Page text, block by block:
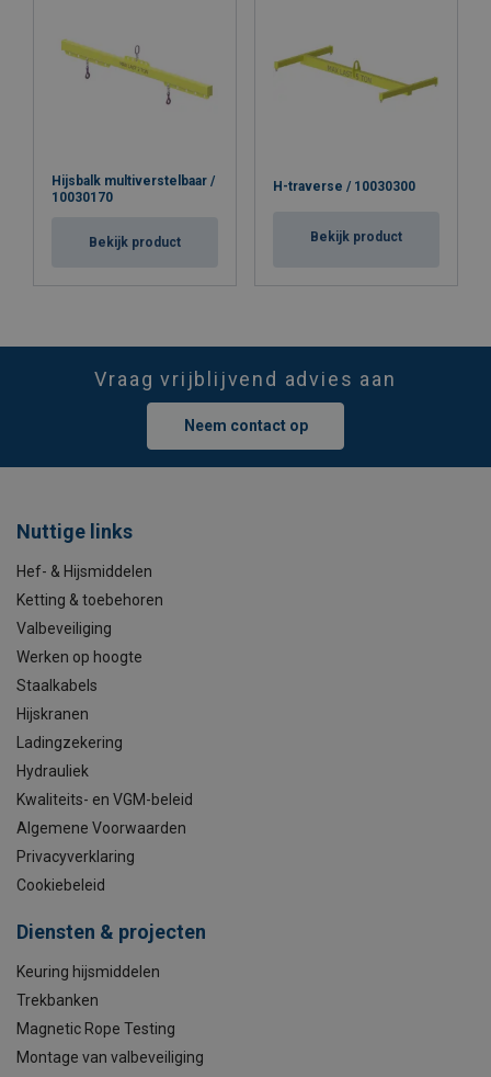
Hijsbalk multiverstelbaar /
10030170
Bekijk product
H-traverse / 10030300
Bekijk product
Vraag vrijblijvend advies aan
Neem contact op
Nuttige links
Hef- & Hijsmiddelen
Ketting & toebehoren
Valbeveiliging
Werken op hoogte
Staalkabels
Hijskranen
Ladingzekering
Hydrauliek
Kwaliteits- en VGM-beleid
Algemene Voorwaarden
Privacyverklaring
Cookiebeleid
Diensten & projecten
Keuring hijsmiddelen
Trekbanken
Magnetic Rope Testing
Montage van valbeveiliging